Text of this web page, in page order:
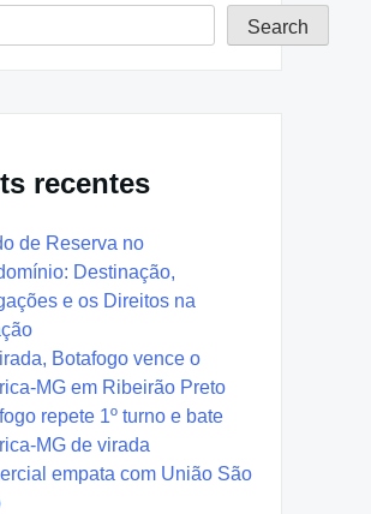
Search
recentes
de Reserva no
Destinação,
e os Direitos na
Botafogo vence o
MG em Ribeirão Preto
repete 1º turno e bate
MG de virada
empata com União São